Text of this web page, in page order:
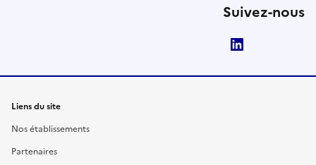
Suivez-nous
Liens du site
Nos établissements
Partenaires